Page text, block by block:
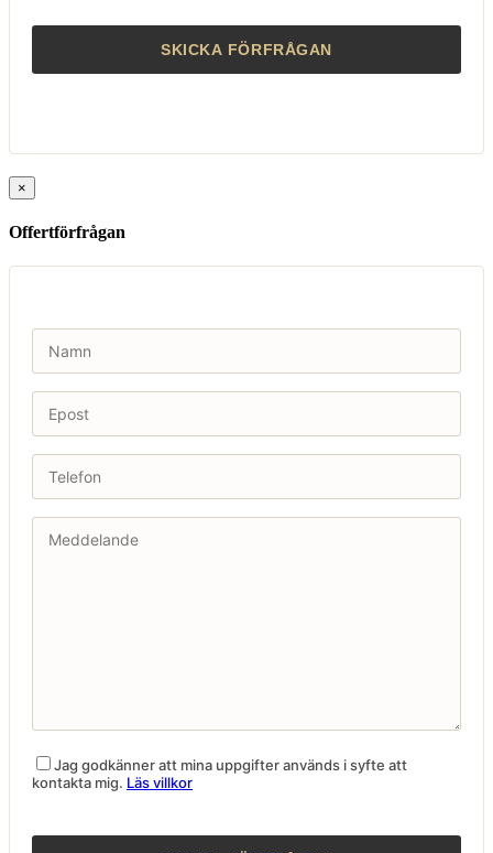
×
Offertförfrågan
Jag godkänner att mina uppgifter används i syfte att
kontakta mig. Läs villkor